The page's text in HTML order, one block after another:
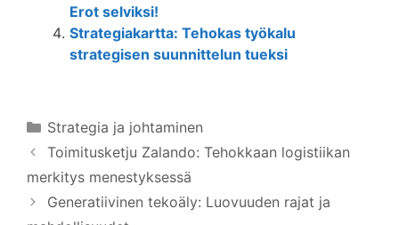
Erot selviksi!
Strategiakartta: Tehokas työkalu
strategisen suunnittelun tueksi
Kategoriat
Strategia ja johtaminen
Toimitusketju Zalando: Tehokkaan logistiikan
merkitys menestyksessä
Generatiivinen tekoäly: Luovuuden rajat ja